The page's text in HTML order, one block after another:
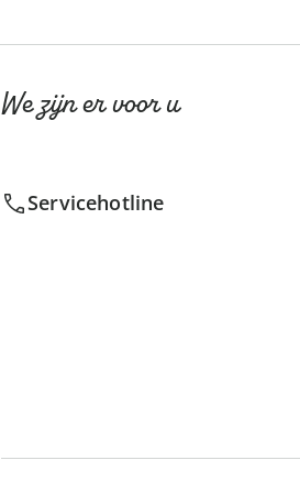
We zijn er voor u
Servicehotline